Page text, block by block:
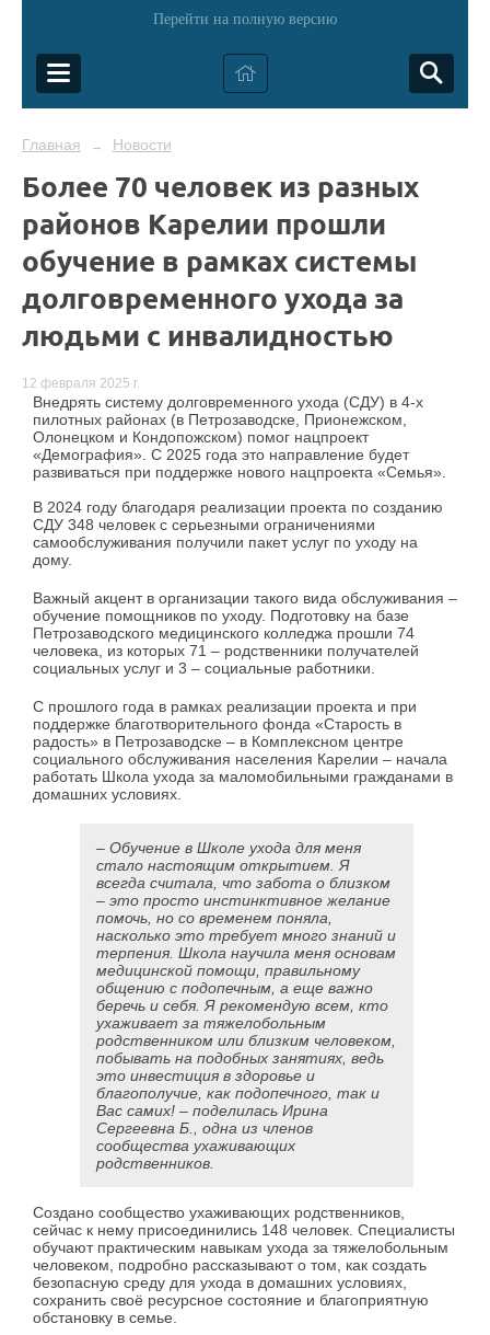
Перейти на полную версию
Главная → Новости
Более 70 человек из разных
районов Карелии прошли
обучение в рамках системы
долговременного ухода за
людьми с инвалидностью
12 февраля 2025 г.
Внедрять систему долговременного ухода (СДУ) в 4-х
пилотных районах (в Петрозаводске, Прионежском,
Олонецком и Кондопожском) помог нацпроект
«Демография». С 2025 года это направление будет
развиваться при поддержке нового нацпроекта «Семья».
В 2024 году благодаря реализации проекта по созданию
СДУ 348 человек с серьезными ограничениями
самообслуживания получили пакет услуг по уходу на
дому.
Важный акцент в организации такого вида обслуживания –
обучение помощников по уходу. Подготовку на базе
Петрозаводского медицинского колледжа прошли 74
человека, из которых 71 – родственники получателей
социальных услуг и 3 – социальные работники.
С прошлого года в рамках реализации проекта и при
поддержке благотворительного фонда «Старость в
радость» в Петрозаводске – в Комплексном центре
социального обслуживания населения Карелии – начала
работать Школа ухода за маломобильными гражданами в
домашних условиях.
– Обучение в Школе ухода для меня
стало настоящим открытием. Я
всегда считала, что забота о близком
– это просто инстинктивное желание
помочь, но со временем поняла,
насколько это требует много знаний и
терпения. Школа научила меня основам
медицинской помощи, правильному
общению с подопечным, а еще важно
беречь и себя. Я рекомендую всем, кто
ухаживает за тяжелобольным
родственником или близким человеком,
побывать на подобных занятиях, ведь
это инвестиция в здоровье и
благополучие, как подопечного, так и
Вас самих! – поделилась Ирина
Сергеевна Б., одна из членов
сообщества ухаживающих
родственников.
Создано сообщество ухаживающих родственников,
сейчас к нему присоединились 148 человек. Специалисты
обучают практическим навыкам ухода за тяжелобольным
человеком, подробно рассказывают о том, как создать
безопасную среду для ухода в домашних условиях,
сохранить своё ресурсное состояние и благоприятную
обстановку в семье.